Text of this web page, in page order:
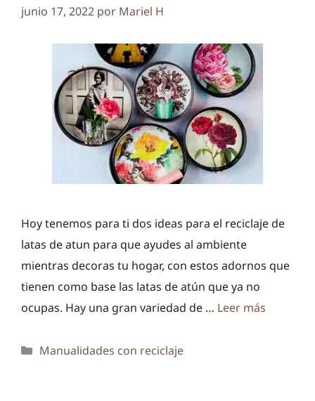
junio 17, 2022 por Mariel H
Hoy tenemos para ti dos ideas para el reciclaje de
latas de atun para que ayudes al ambiente
mientras decoras tu hogar, con estos adornos que
tienen como base las latas de atún que ya no
ocupas. Hay una gran variedad de … Leer más
Categorías
Manualidades con reciclaje